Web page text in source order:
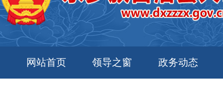
网站首页 领导之窗 政务动态